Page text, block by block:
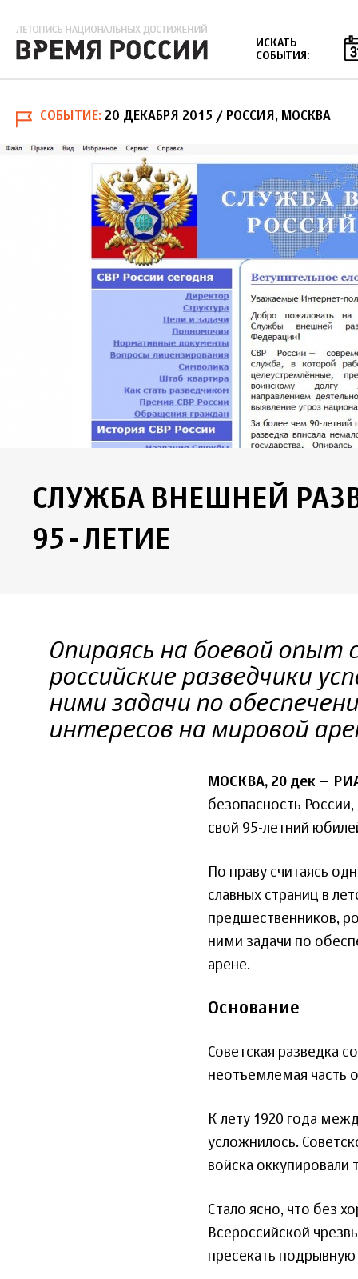
ИСКАТЬ
СОБЫТИЯ:
СОБЫТИЕ 20 ДЕКАБРЯ 2015 / РОССИЯ, МОСКВА
СЛУЖБА ВНЕШНЕЙ
95-ЛЕТИЕ
Опираясь на боевой опыт
российские разведчики
ними задачи по
интересов на мировой
МОСКВА, 20 дек –
безопасность
свой 95-летний
По праву считаясь
славных страниц в
предшественников,
ними задачи по
арене.
Основание
Советская разведка
неотъемлемая часть
К лету 1920 года
усложнилось.
войска оккупировали
Стало ясно, что без
Всероссийской
пресекать подрывную